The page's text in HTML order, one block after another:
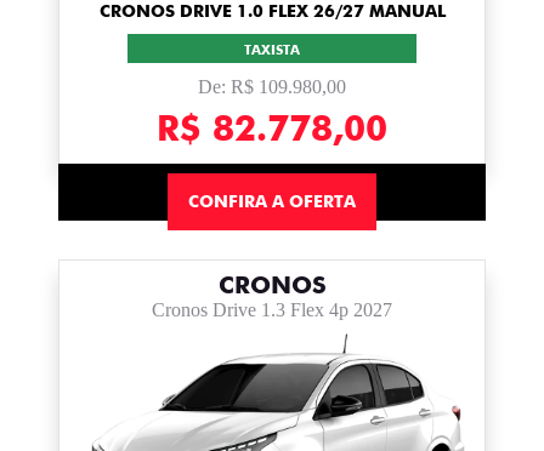
CRONOS DRIVE 1.0 FLEX 26/27 MANUAL
TAXISTA
De: R$ 109.980,00
R$ 82.778,00
CONFIRA A OFERTA
CRONOS
Cronos Drive 1.3 Flex 4p 2027